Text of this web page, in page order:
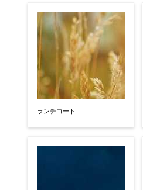
ランチコート